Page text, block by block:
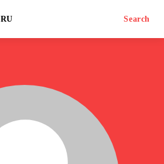
RU Search